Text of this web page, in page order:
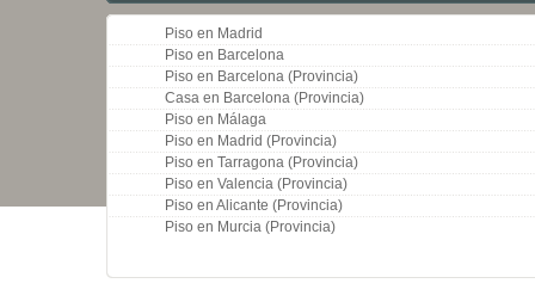
Piso en Madrid
Piso en Barcelona
Piso en Barcelona (Provincia)
Casa en Barcelona (Provincia)
Piso en Málaga
Piso en Madrid (Provincia)
Piso en Tarragona (Provincia)
Piso en Valencia (Provincia)
Piso en Alicante (Provincia)
Piso en Murcia (Provincia)